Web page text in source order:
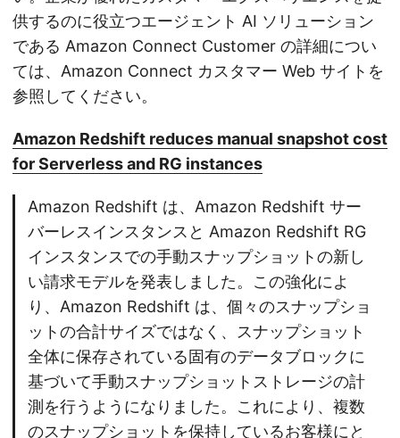
供するのに役立つエージェント AI ソリューション
である Amazon Connect Customer の詳細につい
ては、Amazon Connect カスタマー Web サイトを
参照してください。
Amazon Redshift reduces manual snapshot cost
for Serverless and RG instances
Amazon Redshift は、Amazon Redshift サー
バーレスインスタンスと Amazon Redshift RG
インスタンスでの手動スナップショットの新し
い請求モデルを発表しました。この強化によ
り、Amazon Redshift は、個々のスナップショ
ットの合計サイズではなく、スナップショット
全体に保存されている固有のデータブロックに
基づいて手動スナップショットストレージの計
測を行うようになりました。これにより、複数
のスナップショットを保持しているお客様にと